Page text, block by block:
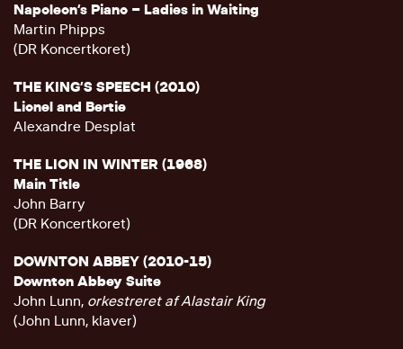
Napoleon’s Piano – Ladies in Waiting
Martin Phipps
(DR Koncertkoret)
THE KING’S SPEECH (2010)
Lionel and Bertie
Alexandre Desplat
THE LION IN WINTER (1968)
Main Title
John Barry
(DR Koncertkoret)
DOWNTON ABBEY (2010-15)
Downton Abbey Suite
John Lunn, orkestreret af Alastair King
(John Lunn, klaver)